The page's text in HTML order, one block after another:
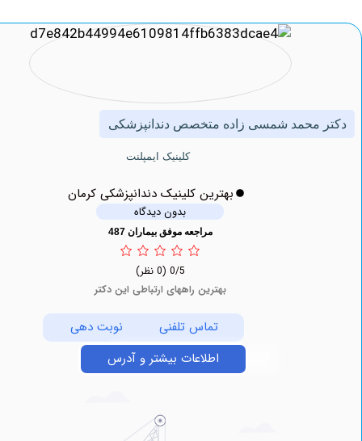
محمد شمسی زاده متخصص دندانپزشکی
کلینیک ایمپلنت
بهترین کلینیک دندانپزشکی کرمان
بدون دیدگاه
مراجعه موفق بیماران 487
بهترین راههای ارتباطی این دکتر
تماس تلفنی
نوبت دهی
اطلاعات بیشتر و آدرس